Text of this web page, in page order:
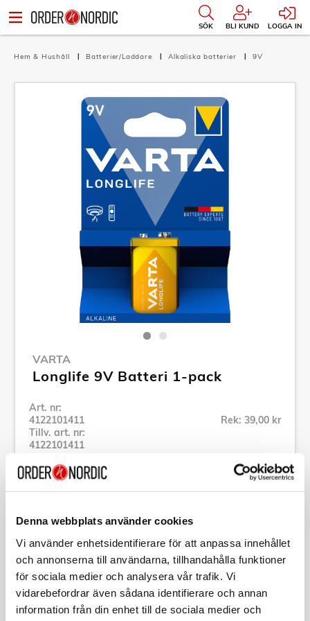
Denna webbplats använder cookies
Vi använder enhetsidentifierare för att anpassa innehållet
och annonserna till användarna, tillhandahålla funktioner
för sociala medier och analysera vår trafik. Vi
vidarebefordrar även sådana identifierare och annan
information från din enhet till de sociala medier och
SÖK BLI KUND LOGGA IN
Hem & Hushåll Batterier/Laddare Alkaliska batterier 9V
VARTA
Longlife 9V Batteri 1-pack
Art. nr:
4122101411
Tillv. art. nr:
4122101411
Rek: 39,00 kr
Specifikation
Beskrivning
Art. nr:4122101411
Tillv. art. nr:4122101411